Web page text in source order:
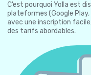
C’est pourquoi Yolla est
plateformes (Google Play,
avec une inscription
des tarifs abordables.